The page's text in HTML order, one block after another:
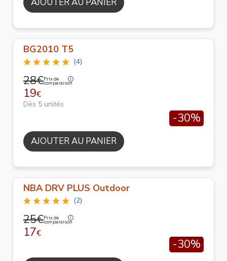
BG2010 T5
(4)
28€Prix de
comparaison
19€
Dès 5 unités
-30%
AJOUTER AU PANIER
NBA DRV PLUS Outdoor
(2)
25€Prix de
comparaison
17€
-30%